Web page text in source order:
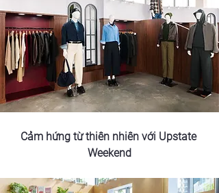
Cảm hứng từ thiên nhiên với Upstate
Weekend